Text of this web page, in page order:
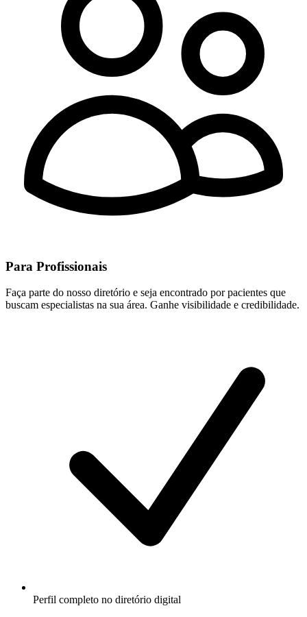
Para Profissionais
Faça parte do nosso diretório e seja encontrado por pacientes que
buscam especialistas na sua área. Ganhe visibilidade e credibilidade.
Perfil completo no diretório digital